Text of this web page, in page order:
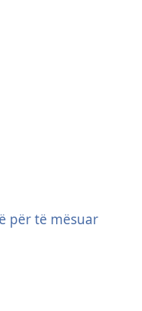
për të mësuar